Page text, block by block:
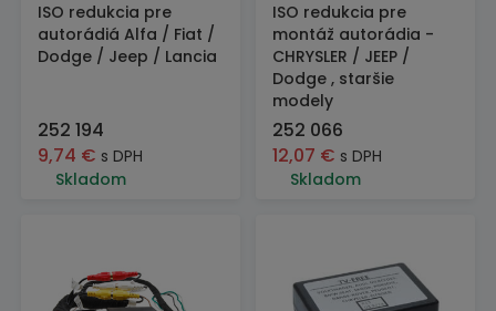
ISO redukcia pre
autorádiá Alfa / Fiat /
Dodge / Jeep / Lancia
252 194
9,74 € s DPH
Skladom
ISO redukcia pre
montáž autorádia -
CHRYSLER / JEEP /
Dodge , staršie
modely
252 066
12,07 € s DPH
Skladom